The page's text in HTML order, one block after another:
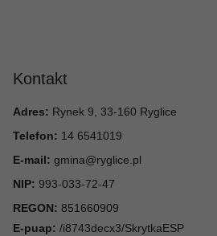
Kontakt
Adres: Rynek 9, 33-160 Ryglice
Telefon: 14 6541019
E-mail: gmina@ryglice.pl
NIP: 993-033-72-47
REGON: 851660909
E-puap: /i8743decx3/SkrytkaESP